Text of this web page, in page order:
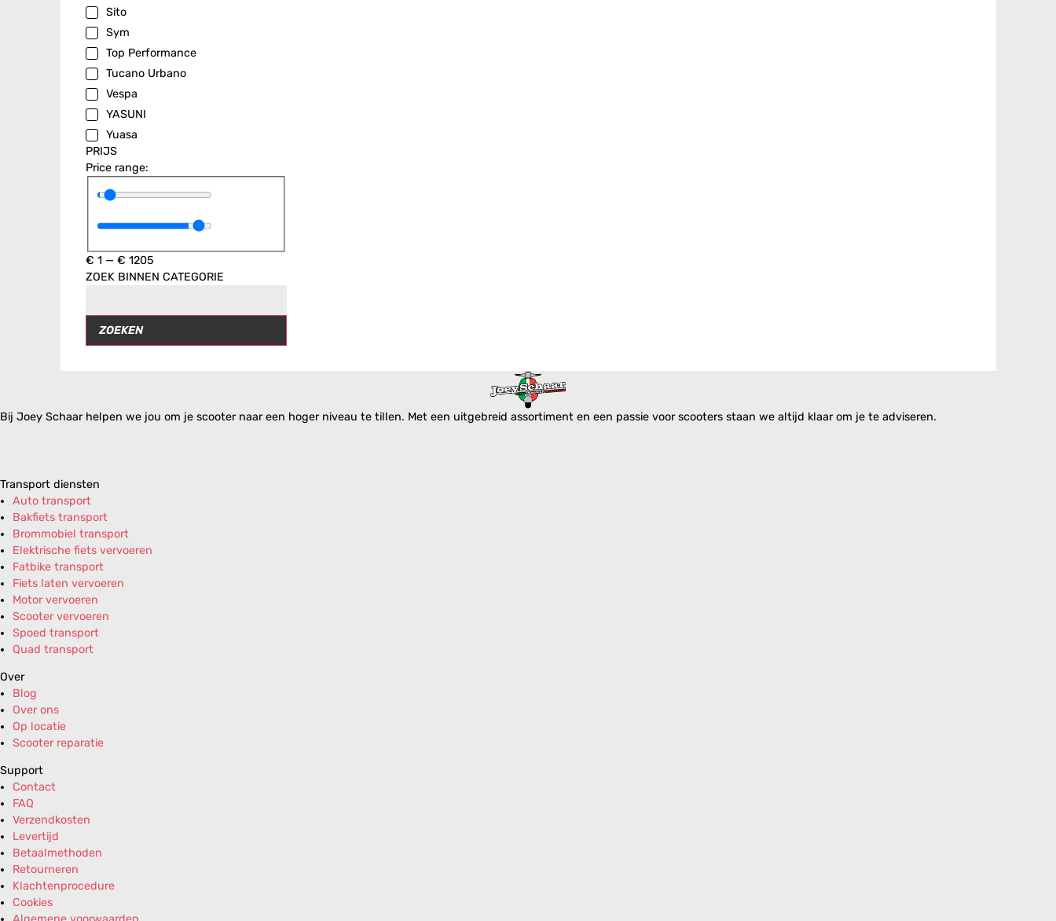
Sito
Sym
Top Performance
Tucano Urbano
Vespa
YASUNI
Yuasa
PRIJS
Price range:
€ 1 — € 1205
ZOEK BINNEN CATEGORIE
ZOEKEN
Bij Joey Schaar helpen we jou om je scooter naar een hoger niveau te tillen. Met een uitgebreid assortiment en een passie voor scooters staan we altijd klaar om je te adviseren.
Transport diensten
Auto transport
Bakfiets transport
Brommobiel transport
Elektrische fiets vervoeren
Fatbike transport
Fiets laten vervoeren
Motor vervoeren
Scooter vervoeren
Spoed transport
Quad transport
Over
Blog
Over ons
Op locatie
Scooter reparatie
Support
Contact
FAQ
Verzendkosten
Levertijd
Betaalmethoden
Retourneren
Klachtenprocedure
Cookies